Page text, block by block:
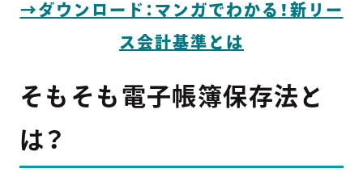
→ダウンロード：マンガでわかる！新リー
ス会計基準とは
そもそも電子帳簿保存法と
は？